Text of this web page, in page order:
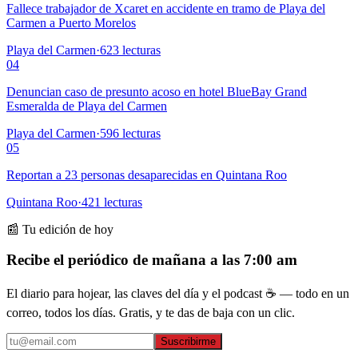
Fallece trabajador de Xcaret en accidente en tramo de Playa del
Carmen a Puerto Morelos
Playa del Carmen·623 lecturas
04
Denuncian caso de presunto acoso en hotel BlueBay Grand
Esmeralda de Playa del Carmen
Playa del Carmen·596 lecturas
05
Reportan a 23 personas desaparecidas en Quintana Roo
Quintana Roo·421 lecturas
📰 Tu edición de hoy
Recibe el periódico de mañana a las 7:00 am
El diario para hojear, las claves del día y el podcast ☕ — todo en un
correo, todos los días. Gratis, y te das de baja con un clic.
Suscribirme